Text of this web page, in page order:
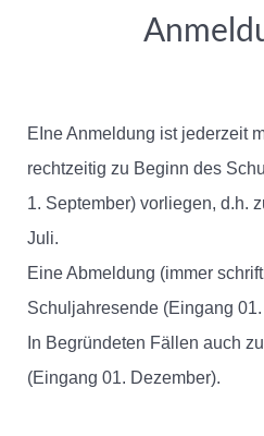
EIne Anmeldung ist jederzeit
rechtzeitig zu Beginn des
1. September) vorliegen, d.h.
Juli.
Eine Abmeldung (immer
Schuljahresende (Eingang
In Begründeten Fällen auch
(Eingang 01. Dezember).